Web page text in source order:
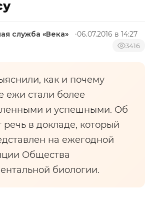
служба «Века» 06.07.2016 в 14:27
3416
как и почему
ежи стали более
и успешными. Об
речь в докладе, который
на ежегодной
Общества
биологии.